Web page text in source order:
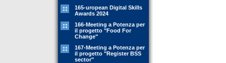
165-uropean Digital Skills
Awards 2024
166-Meeting a Potenza per
il progetto "Food For
Change"
167-Meeting a Potenza per
il progetto "Register BSS
sector"